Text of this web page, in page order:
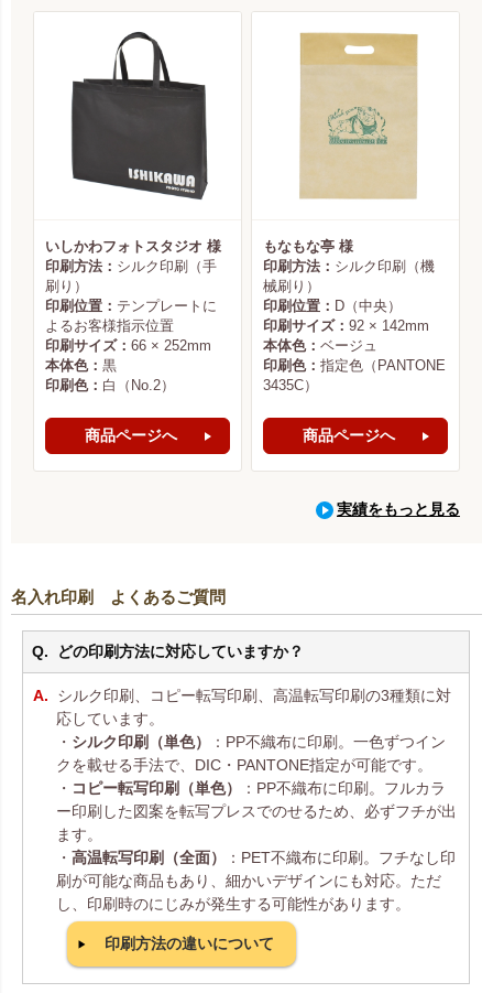
いしかわフォトスタジオ 様
印刷方法： シルク印刷（手
刷り）
印刷位置： テンプレートに
よるお客様指示位置
印刷サイズ： 66 × 252mm
本体色： 黒
印刷色： 白（No.2）
商品ページへ
もなもな亭 様
印刷方法： シルク印刷（機
械刷り）
印刷位置： D（中央）
印刷サイズ： 92 × 142mm
本体色： ベージュ
印刷色： 指定色（PANTONE
3435C）
商品ページへ
実績をもっと見る
名入れ印刷 よくあるご質問
どの印刷方法に対応していますか？
シルク印刷、コピー転写印刷、高温転写印刷の3種類に対
応しています。
・ シルク印刷（単色）
：PP不織布に印刷。一色ずつイン
クを載せる手法で、DIC・PANTONE指定が可能です。
・ コピー転写印刷（単色）
：PP不織布に印刷。フルカラ
ー印刷した図案を転写プレスでのせるため、必ずフチが出
ます。
・ 高温転写印刷（全面）
：PET不織布に印刷。フチなし印
刷が可能な商品もあり、細かいデザインにも対応。ただ
し、印刷時のにじみが発生する可能性があります。
印刷方法の違いについて